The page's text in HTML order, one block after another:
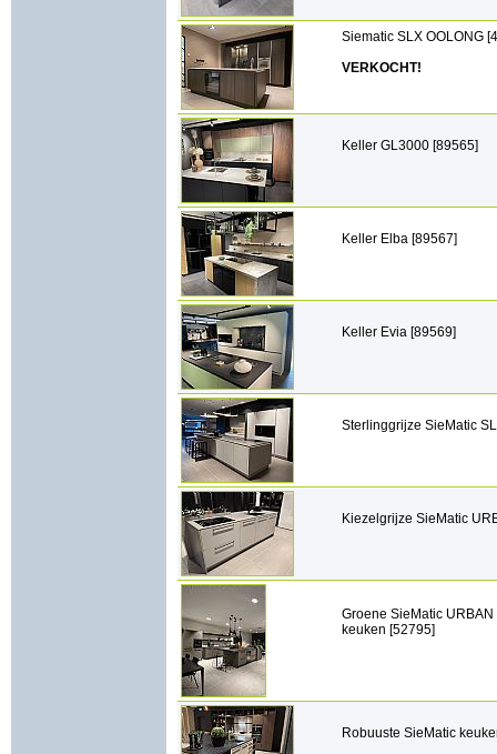
Siematic SLX OOLONG
VERKOCHT!
Keller GL3000 [89565]
Keller Elba [89567]
Keller Evia [89569]
Sterlinggrijze SieMatic
Kiezelgrijze SieMatic
Groene SieMatic URBAN
keuken [52795]
Robuuste SieMatic